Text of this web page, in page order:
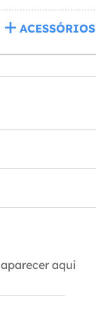
ACESSÓRIOS
aqui